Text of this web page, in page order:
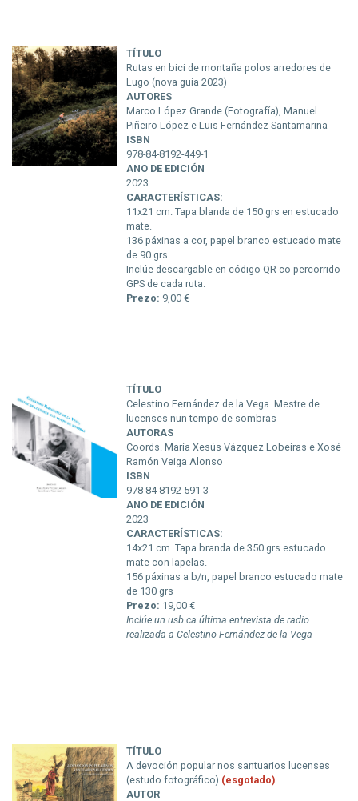
TÍTULO
Rutas en bici de montaña polos arredores de
Lugo (nova guía 2023)
AUTORES
Marco López Grande (Fotografía), Manuel
Piñeiro López e Luis Fernández Santamarina
ISBN
978-84-8192-449-1
ANO DE EDICIÓN
2023
CARACTERÍSTICAS:
11x21 cm. Tapa blanda de 150 grs en estucado
mate.
136 páxinas a cor, papel branco estucado mate
de 90 grs
Inclúe descargable en código QR co percorrido
GPS de cada ruta.
Prezo: 9,00 €
TÍTULO
Celestino Fernández de la Vega. Mestre de
lucenses nun tempo de sombras
AUTORAS
Coords. María Xesús Vázquez Lobeiras e Xosé
Ramón Veiga Alonso
ISBN
978-84-8192-591-3
ANO DE EDICIÓN
2023
CARACTERÍSTICAS:
14x21 cm. Tapa branda de 350 grs estucado
mate con lapelas.
156 páxinas a b/n, papel branco estucado mate
de 130 grs
Prezo: 19,00 €
Inclúe un usb ca última entrevista de radio
realizada a Celestino Fernández de la Vega
TÍTULO
A devoción popular nos santuarios lucenses
(estudo fotográfico) (esgotado)
AUTOR